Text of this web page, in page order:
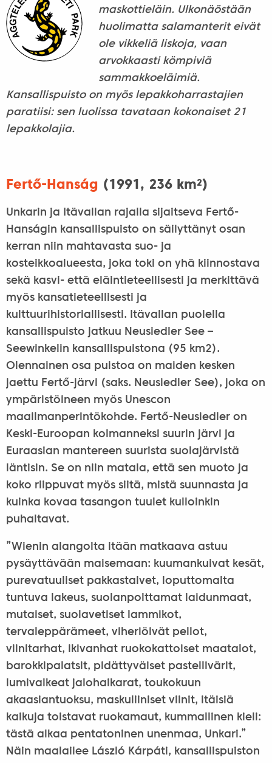
maskottieläin. Ulkonäöstään
huolimatta salamanterit eivät
ole vikkeliä liskoja, vaan
arvokkaasti kömpiviä
sammakkoeläimiä.
Kansallispuisto on myös lepakkoharrastajien
paratiisi: sen luolissa tavataan kokonaiset 21
lepakkolajia.
Fertő-Hanság (1991, 236 km²)
Unkarin ja Itävallan rajalla sijaitseva Fertő-
Hanságin kansallispuisto on säilyttänyt osan
kerran niin mahtavasta suo- ja
kosteikkoalueesta, joka toki on yhä kiinnostava
sekä kasvi- että eläintieteellisesti ja merkittävä
myös kansatieteellisesti ja
kulttuurihistoriallisesti. Itävallan puolella
kansallispuisto jatkuu Neusiedler See –
Seewinkelin kansallispuistona (95 km2).
Olennainen osa puistoa on maiden kesken
jaettu Fertő-järvi (saks. Neusiedler See), joka on
ympäristöineen myös Unescon
maailmanperintökohde. Fertő-Neusiedler on
Keski-Euroopan kolmanneksi suurin järvi ja
Euraasian mantereen suurista suolajärvistä
läntisin. Se on niin matala, että sen muoto ja
koko riippuvat myös siitä, mistä suunnasta ja
kuinka kovaa tasangon tuulet kulloinkin
puhaltavat.
”Wienin alangolta itään matkaava astuu
pysäyttävään maisemaan: kuumankuivat kesät,
purevatuuliset pakkastalvet, loputtomalta
tuntuva lakeus, suolanpolttamat laidunmaat,
mutaiset, suolavetiset lammikot,
tervaleppärämeet, viheriöivät pellot,
viinitarhat, ikivanhat ruokokattoiset maatalot,
barokkipalatsit, pidättyväiset pastellivärit,
lumivalkeat jalohaikarat, toukokuun
akaasiantuoksu, maskuliiniset viinit, itäisiä
kaikuja toistavat ruokamaut, kummallinen kieli:
tästä alkaa pentatoninen unenmaa, Unkari.”
Näin maalailee László Kárpáti, kansallispuiston